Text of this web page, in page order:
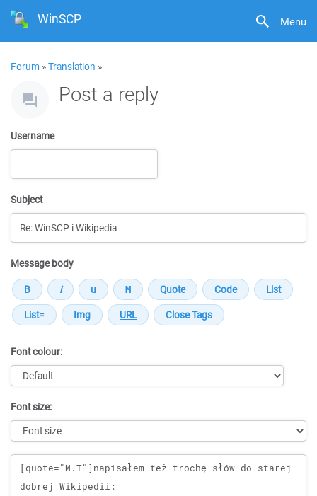
Menu
WinSCP
Forum »Translation »
Post a reply
Username
Subject
Message body
Font colour:
Font size:
Message